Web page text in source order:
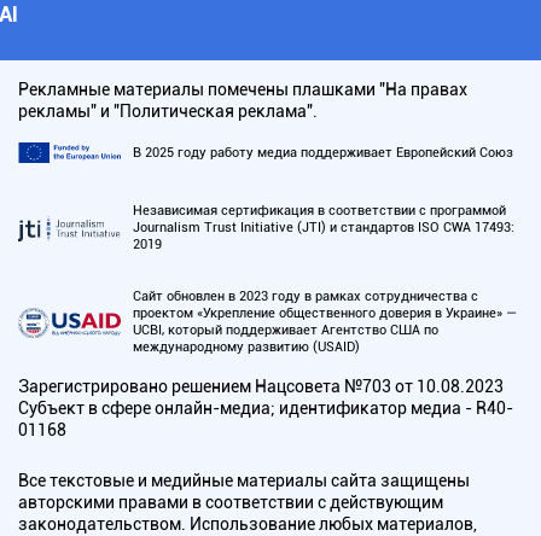
АI
Рекламные материалы помечены плашками "На правах
рекламы" и "Политическая реклама".
В 2025 году работу медиа поддерживает Европейский Союз
Независимая сертификация в соответствии с программой
Journalism Trust Initiative (JTI) и стандартов ISO CWA 17493:
2019
Сайт обновлен в 2023 году в рамках сотрудничества с
проектом «Укрепление общественного доверия в Украине» —
UCBI, который поддерживает Агентство США по
международному развитию (USAID)
Зарегистрировано решением Нацсовета №703 от 10.08.2023
Субъект в сфере онлайн-медиа; идентификатор медиа - R40-
01168
Все текстовые и медийные материалы сайта защищены
авторскими правами в соответствии с действующим
законодательством. Использование любых материалов,